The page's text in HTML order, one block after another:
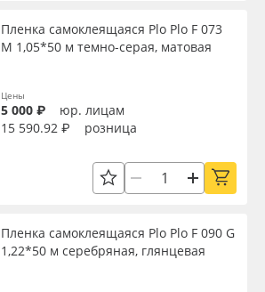
Пленка самоклеящаяся Plo Plo F 073
M 1,05*50 м темно-серая, матовая
Цены
5 000 ₽
юр. лицам
15 590.92 ₽
розница
Пленка самоклеящаяся Plo Plo F 090 G
1,22*50 м серебряная, глянцевая